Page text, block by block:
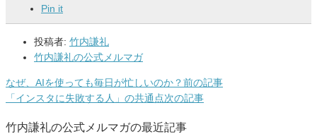
Pin it
投稿者: 竹内謙礼
竹内謙礼の公式メルマガ
なぜ、AIを使っても毎日が忙しいのか？前の記事
「インスタに失敗する人」の共通点次の記事
竹内謙礼の公式メルマガの最近記事